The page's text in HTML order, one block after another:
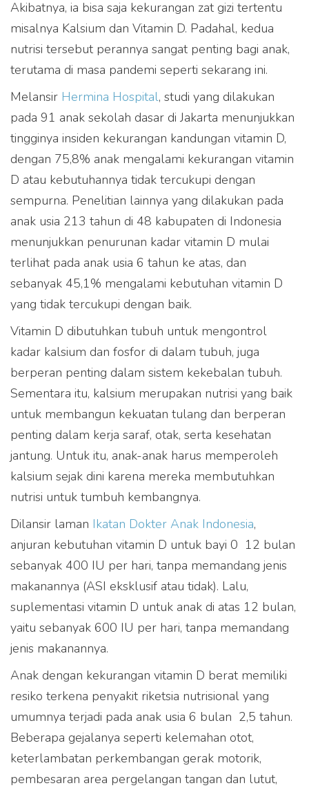
Akibatnya, ia bisa saja kekurangan zat gizi tertentu
misalnya Kalsium dan Vitamin D. Padahal, kedua
nutrisi tersebut perannya sangat penting bagi anak,
terutama di masa pandemi seperti sekarang ini.
Melansir Hermina Hospital, studi yang dilakukan
pada 91 anak sekolah dasar di Jakarta menunjukkan
tingginya insiden kekurangan kandungan vitamin D,
dengan 75,8% anak mengalami kekurangan vitamin
D atau kebutuhannya tidak tercukupi dengan
sempurna. Penelitian lainnya yang dilakukan pada
anak usia 213 tahun di 48 kabupaten di Indonesia
menunjukkan penurunan kadar vitamin D mulai
terlihat pada anak usia 6 tahun ke atas, dan
sebanyak 45,1% mengalami kebutuhan vitamin D
yang tidak tercukupi dengan baik.
Vitamin D dibutuhkan tubuh untuk mengontrol
kadar kalsium dan fosfor di dalam tubuh, juga
berperan penting dalam sistem kekebalan tubuh.
Sementara itu, kalsium merupakan nutrisi yang baik
untuk membangun kekuatan tulang dan berperan
penting dalam kerja saraf, otak, serta kesehatan
jantung. Untuk itu, anak-anak harus memperoleh
kalsium sejak dini karena mereka membutuhkan
nutrisi untuk tumbuh kembangnya.
Dilansir laman Ikatan Dokter Anak Indonesia,
anjuran kebutuhan vitamin D untuk bayi 0  12 bulan
sebanyak 400 IU per hari, tanpa memandang jenis
makanannya (ASI eksklusif atau tidak). Lalu,
suplementasi vitamin D untuk anak di atas 12 bulan,
yaitu sebanyak 600 IU per hari, tanpa memandang
jenis makanannya.
Anak dengan kekurangan vitamin D berat memiliki
resiko terkena penyakit riketsia nutrisional yang
umumnya terjadi pada anak usia 6 bulan  2,5 tahun.
Beberapa gejalanya seperti kelemahan otot,
keterlambatan perkembangan gerak motorik,
pembesaran area pergelangan tangan dan lutut,